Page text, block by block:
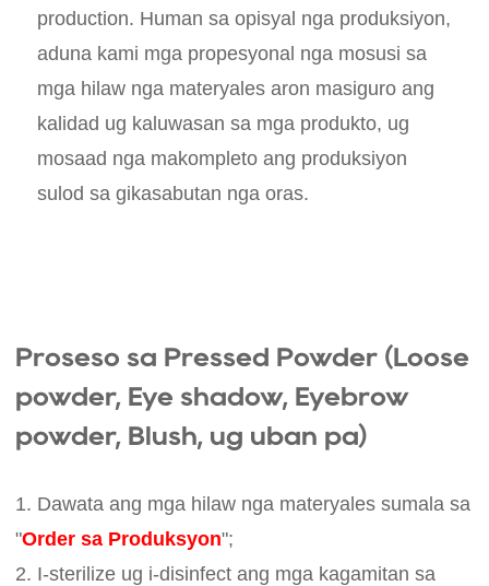
production. Human sa opisyal nga produksiyon,
aduna kami mga propesyonal nga mosusi sa
mga hilaw nga materyales aron masiguro ang
kalidad ug kaluwasan sa mga produkto, ug
mosaad nga makompleto ang produksiyon
sulod sa gikasabutan nga oras.
Proseso sa Pressed Powder (Loose
powder, Eye shadow, Eyebrow
powder, Blush, ug uban pa)
1. Dawata ang mga hilaw nga materyales sumala sa
"Order sa Produksyon";
2. I-sterilize ug i-disinfect ang mga kagamitan sa